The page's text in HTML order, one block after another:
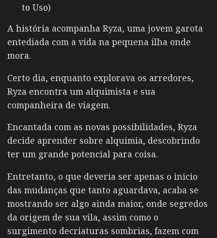
to Uso)
A história acompanha Ryza, uma jovem garota
entediada com a vida na pequena ilha onde
mora.
Certo dia, enquanto explorava os arredores,
Ryza encontra um alquimista e sua
companheira de viagem.
Encantada com as novas possibilidades, Ryza
decide aprender sobre alquimia, descobrindo
ter um grande potencial para coisa.
Entretanto, o que deveria ser apenas o inicio
das mudanças que tanto aguardava, acaba se
mostrando ser algo ainda maior, onde segredos
da origem de sua vila, assim como o
surgimento decriaturas sombrias, fazem com